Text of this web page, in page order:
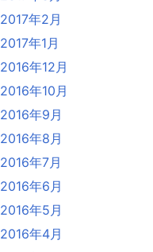
2017年2月
2017年1月
2016年12月
2016年10月
2016年9月
2016年8月
2016年7月
2016年6月
2016年5月
2016年4月